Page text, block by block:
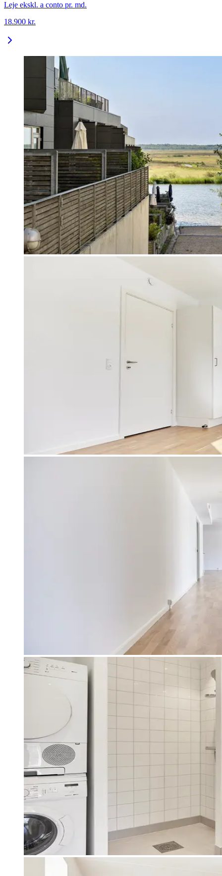
Leje ekskl. a conto pr. md.
18.900 kr.